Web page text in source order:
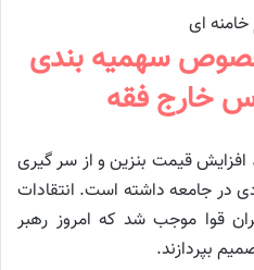
خصوص سهمیه بندی
خارج فقه
، افزایش قیمت بنزین و از سر گیری
در جامعه داشته است. انتقادات
قوا موجب شد که امروز رهبر
بپردازند.